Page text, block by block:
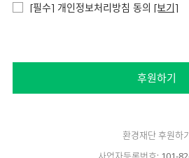
[필수] 개인정보처리방침 동의 [보기]
후원하기
환경재단 후원하